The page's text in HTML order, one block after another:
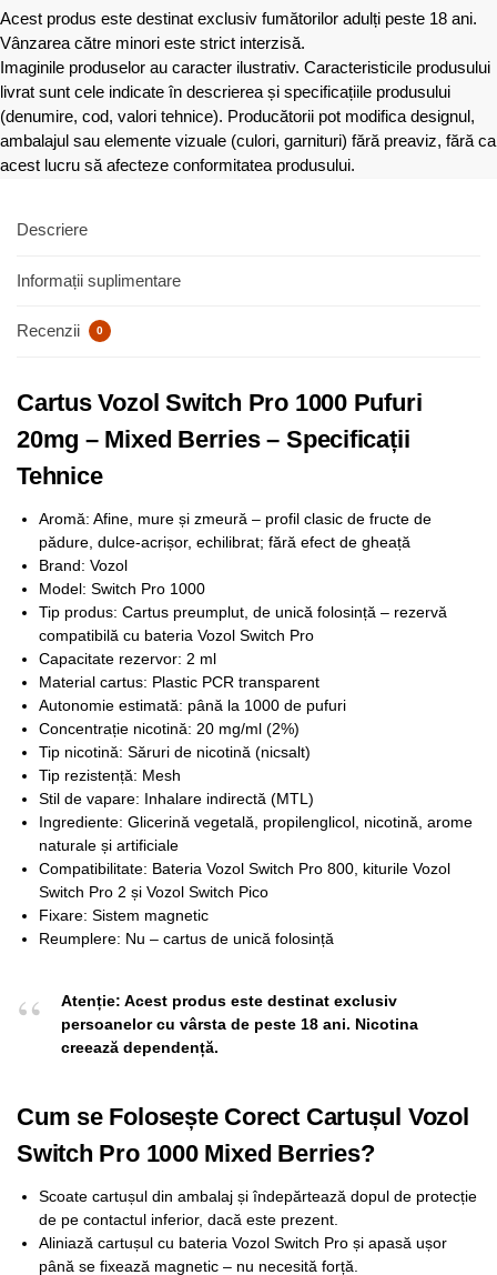
Acest produs este destinat exclusiv fumătorilor adulți peste 18 ani.
Vânzarea către minori este strict interzisă.
Imaginile produselor au caracter ilustrativ. Caracteristicile produsului
livrat sunt cele indicate în descrierea și specificațiile produsului
(denumire, cod, valori tehnice). Producătorii pot modifica designul,
ambalajul sau elemente vizuale (culori, garnituri) fără preaviz, fără ca
acest lucru să afecteze conformitatea produsului.
Descriere
Informații suplimentare
Recenzii 0
Cartus Vozol Switch Pro 1000 Pufuri
20mg – Mixed Berries – Specificații
Tehnice
Aromă: Afine, mure și zmeură – profil clasic de fructe de
pădure, dulce-acrișor, echilibrat; fără efect de gheață
Brand: Vozol
Model: Switch Pro 1000
Tip produs: Cartus preumplut, de unică folosință – rezervă
compatibilă cu bateria Vozol Switch Pro
Capacitate rezervor: 2 ml
Material cartus: Plastic PCR transparent
Autonomie estimată: până la 1000 de pufuri
Concentrație nicotină: 20 mg/ml (2%)
Tip nicotină: Săruri de nicotină (nicsalt)
Tip rezistență: Mesh
Stil de vapare: Inhalare indirectă (MTL)
Ingrediente: Glicerină vegetală, propilenglicol, nicotină, arome
naturale și artificiale
Compatibilitate: Bateria Vozol Switch Pro 800, kiturile Vozol
Switch Pro 2 și Vozol Switch Pico
Fixare: Sistem magnetic
Reumplere: Nu – cartus de unică folosință
Atenție: Acest produs este destinat exclusiv
persoanelor cu vârsta de peste 18 ani. Nicotina
creează dependență.
Cum se Folosește Corect Cartușul Vozol
Switch Pro 1000 Mixed Berries?
Scoate cartușul din ambalaj și îndepărtează dopul de protecție
de pe contactul inferior, dacă este prezent.
Aliniază cartușul cu bateria Vozol Switch Pro și apasă ușor
până se fixează magnetic – nu necesită forță.